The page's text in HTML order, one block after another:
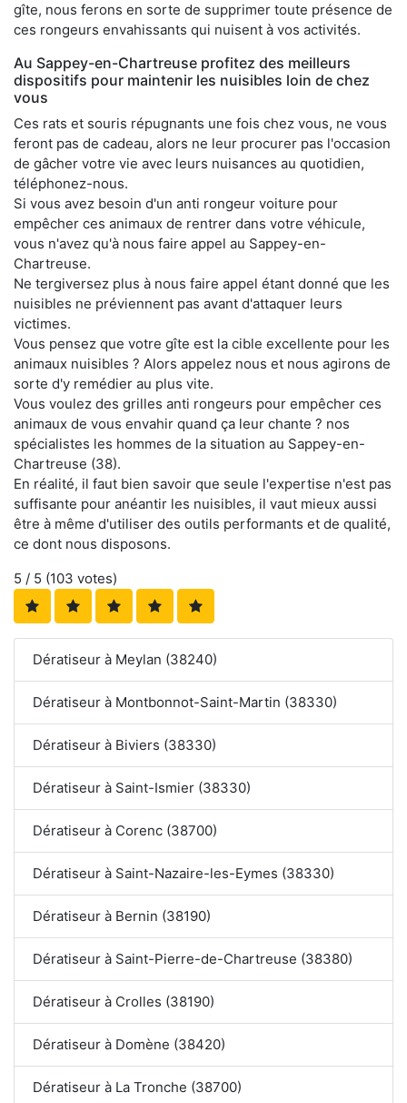
gîte, nous ferons en sorte de supprimer toute présence de
ces rongeurs envahissants qui nuisent à vos activités.
Au Sappey-en-Chartreuse profitez des meilleurs
dispositifs pour maintenir les nuisibles loin de chez
vous
Ces rats et souris répugnants une fois chez vous, ne vous
feront pas de cadeau, alors ne leur procurer pas l'occasion
de gâcher votre vie avec leurs nuisances au quotidien,
téléphonez-nous.
Si vous avez besoin d'un anti rongeur voiture pour
empêcher ces animaux de rentrer dans votre véhicule,
vous n'avez qu'à nous faire appel au Sappey-en-
Chartreuse.
Ne tergiversez plus à nous faire appel étant donné que les
nuisibles ne préviennent pas avant d'attaquer leurs
victimes.
Vous pensez que votre gîte est la cible excellente pour les
animaux nuisibles ? Alors appelez nous et nous agirons de
sorte d'y remédier au plus vite.
Vous voulez des grilles anti rongeurs pour empêcher ces
animaux de vous envahir quand ça leur chante ? nos
spécialistes les hommes de la situation au Sappey-en-
Chartreuse (38).
En réalité, il faut bien savoir que seule l'expertise n'est pas
suffisante pour anéantir les nuisibles, il vaut mieux aussi
être à même d'utiliser des outils performants et de qualité,
ce dont nous disposons.
5 / 5 (103 votes)
Dératiseur à Meylan (38240)
Dératiseur à Montbonnot-Saint-Martin (38330)
Dératiseur à Biviers (38330)
Dératiseur à Saint-Ismier (38330)
Dératiseur à Corenc (38700)
Dératiseur à Saint-Nazaire-les-Eymes (38330)
Dératiseur à Bernin (38190)
Dératiseur à Saint-Pierre-de-Chartreuse (38380)
Dératiseur à Crolles (38190)
Dératiseur à Domène (38420)
Dératiseur à La Tronche (38700)